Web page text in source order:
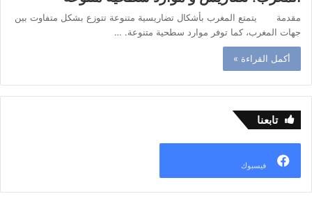
مقدمة يتمتع المغرب بأشكال تضاريسية متنوعة تتوزع بشكل متفاوت بين
جهات المغرب، كما توفر موارد سطحية متنوعة. …
أكمل القراءة »
تابعنا
فيسبوك